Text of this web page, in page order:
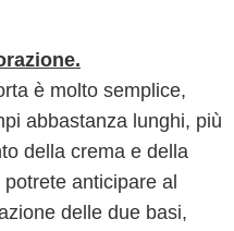
è molto semplice,
abbastanza lunghi, più
della crema e della
anticipare al
delle due basi,